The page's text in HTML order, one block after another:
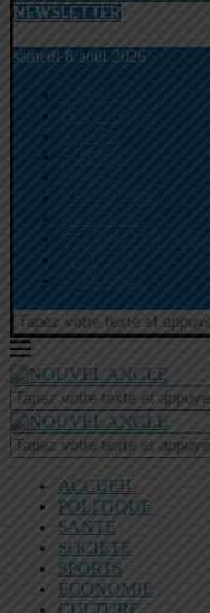
NEWSLETTER
samedi 8 août 2026
ACCUEIL
POLITIQUE
SANTE
SOCIETE
SPORTS
ECONOMIE